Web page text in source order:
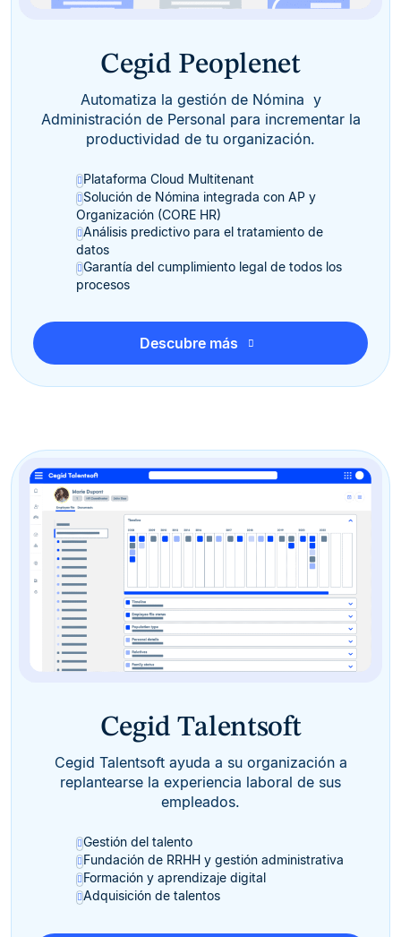
Cegid Peoplenet
Automatiza la gestión de Nómina y
Administración de Personal para incrementar la
productividad de tu organización.
Plataforma Cloud Multitenant
Solución de Nómina integrada con AP y
Organización (CORE HR)
Análisis predictivo para el tratamiento de
datos
Garantía del cumplimiento legal de todos los
procesos
Descubre más
Cegid Talentsoft
Cegid Talentsoft ayuda a su organización a
replantearse la experiencia laboral de sus
empleados.
Gestión del talento
Fundación de RRHH y gestión administrativa
Formación y aprendizaje digital
Adquisición de talentos